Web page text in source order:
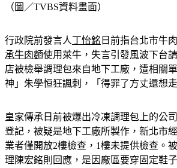
（圖／TVBS資料畫面）
行政院前發言人丁怡銘 日前指台北市牛
承牛肉麵使用萊牛，失言引發風波下台
店被檢舉調理包來自地下工廠，遭相關
神」朱學恒狂諷刺，「得罪了方丈還想
皇家傳承日前被爆出冷凍調理包上的公
登記，被疑是地下工廠所製作，新北市
業者僅開放2樓檢查，1樓未提供檢查。
理陳宏銘則回應，是因廠區要穿固定鞋